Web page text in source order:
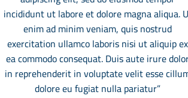
incididunt ut labore et dolore magna aliqua.
enim ad minim veniam, quis nostrud
exercitation ullamco laboris nisi ut aliquip ex
ea commodo consequat. Duis aute irure
in reprehenderit in voluptate velit esse
dolore eu fugiat nulla pariatur”